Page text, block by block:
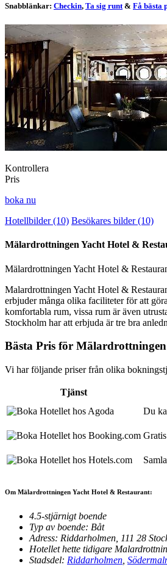
Snabblänkar: Checkin, Ta sig runt & Få bästa
Kontrollera
Pris
boka nu
Hotellbilder (10) Besökares bilder (10)
Mälardrottningen Yacht Hotel &
Mälardrottningen Yacht Hotel &
Malardrottningen Yacht Hotel &
erbjuder många olika faciliteter för att
komfortabla rum, vissa rum är även
Stockholm har att erbjuda är tre bra
Bästa Pris för
Vi har följande priser från olika
Tjänst
Du
Om Mälardrottningen Yacht Hotel & Restaurant:
4.5-stjärnigt boende
Typ av boende: Båt
Adress: Riddarholmen, 111 28
Hotellet hette tidigare
Stadsdel: Riddarholmen